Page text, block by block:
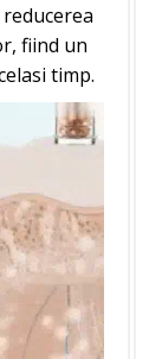
fiind un
timp.